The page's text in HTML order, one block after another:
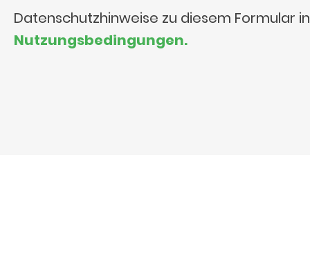
Datenschutzhinweise zu diesem Formular
Nutzungsbedingungen.